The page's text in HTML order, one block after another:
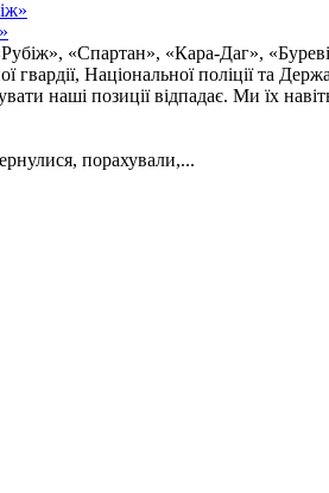
«Спартан», «Кара-Даг»,
гвардії, Національної поліції та
наші позиції відпадає. Ми їх
порахували,...